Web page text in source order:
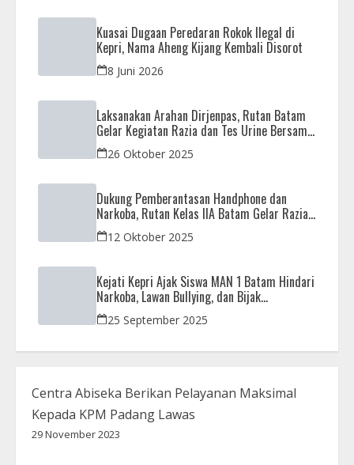
Kuasai Dugaan Peredaran Rokok Ilegal di
Kepri, Nama Aheng Kijang Kembali Disorot
8 Juni 2026
Laksanakan Arahan Dirjenpas, Rutan Batam
Gelar Kegiatan Razia dan Tes Urine Bersama
APH26 Oktober 2025
Dukung Pemberantasan Handphone dan
Narkoba, Rutan Kelas IIA Batam Gelar Razia
Bersama Aparat Penegak Hukum
12 Oktober 2025
Kejati Kepri Ajak Siswa MAN 1 Batam Hindari
Narkoba, Lawan Bullying, dan Bijak
Bermedsos
25 September 2025
Centra Abiseka Berikan Pelayanan Maksimal
Kepada KPM Padang Lawas
29 November 2023